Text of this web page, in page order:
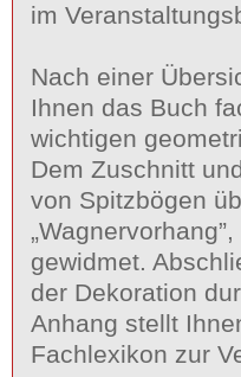
im
Nach einer
Ihnen das Buch
wichtigen
Dem Zuschnitt
von Spitzbögen
gewidmet.
der Dekoration
Anhang stellt
Fachlexikon zur